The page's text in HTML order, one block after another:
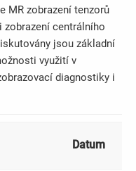
MR zobrazení tenzorů
zobrazení centrálního
jsou základní
využití v
diagnostiky i
Datum